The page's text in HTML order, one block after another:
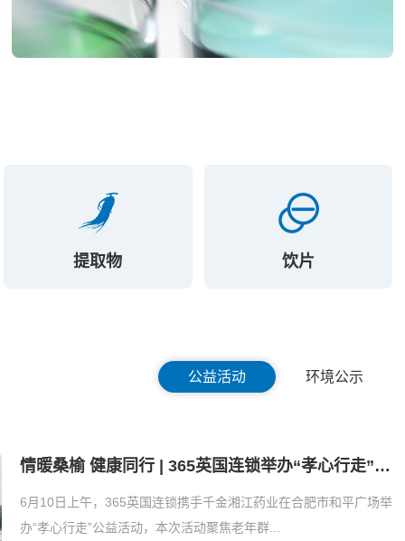
提取物 饮片
公益活动 环境公示
情暖桑榆 健康同行 | 365英国连锁举办“孝心行走”
公...
6月10日上午，365英国连锁携手千金湘江药业在合肥市和平广场举
办“孝心行走”公益活动，本次活动聚焦老年群...